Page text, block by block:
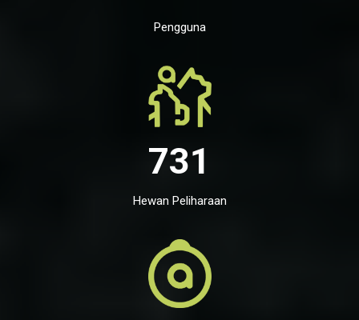
Pengguna
731
Hewan Peliharaan